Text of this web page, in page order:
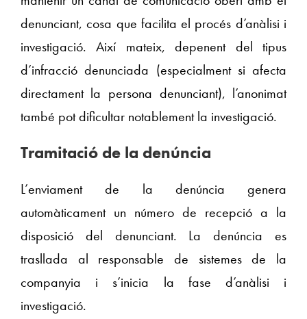
denunciant, cosa que facilita el procés d’anàlisi i
investigació. Així mateix, depenent del tipus
d’infracció denunciada (especialment si afecta
directament la persona denunciant), l’anonimat
també pot dificultar notablement la investigació.
Tramitació de la denúncia
L’enviament de la denúncia genera
automàticament un número de recepció a la
disposició del denunciant. La denúncia es
trasllada al responsable de sistemes de la
companyia i s’inicia la fase d’anàlisi i
investigació.